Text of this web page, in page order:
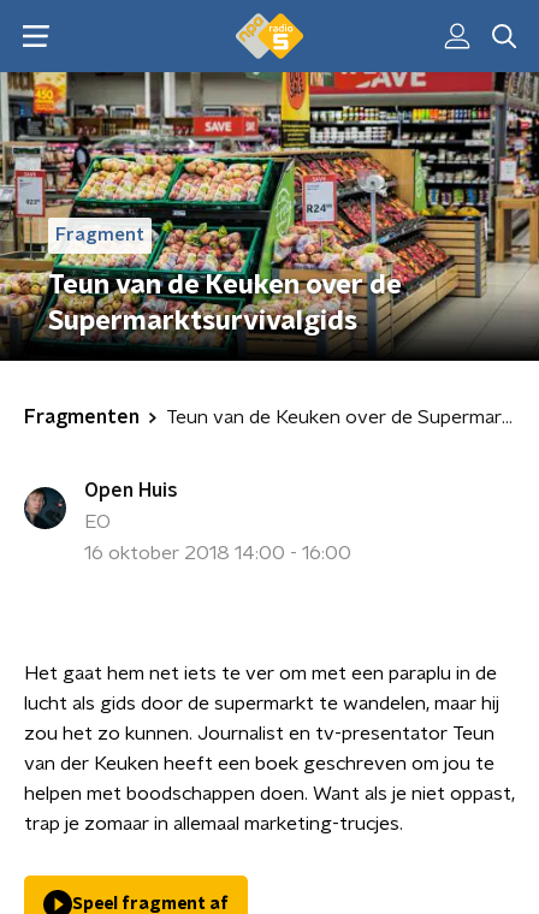
Fragment
Teun van de Keuken over de
Supermarktsurvivalgids
Fragmenten Teun van de Keuken over de Supermarktsurvivalgids
Open Huis
EO
16 oktober 2018 14:00 - 16:00
Het gaat hem net iets te ver om met een paraplu in de
lucht als gids door de supermarkt te wandelen, maar hij
zou het zo kunnen. Journalist en tv-presentator Teun
van der Keuken heeft een boek geschreven om jou te
helpen met boodschappen doen. Want als je niet oppast,
trap je zomaar in allemaal marketing-trucjes.
Speel fragment af